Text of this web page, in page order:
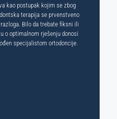
kao postupak kojim se zbog
terapija se prvenstveno
Bilo da trebate fiksni ili
o optimalnom rješenju donosi
specijalistom ortodoncije.